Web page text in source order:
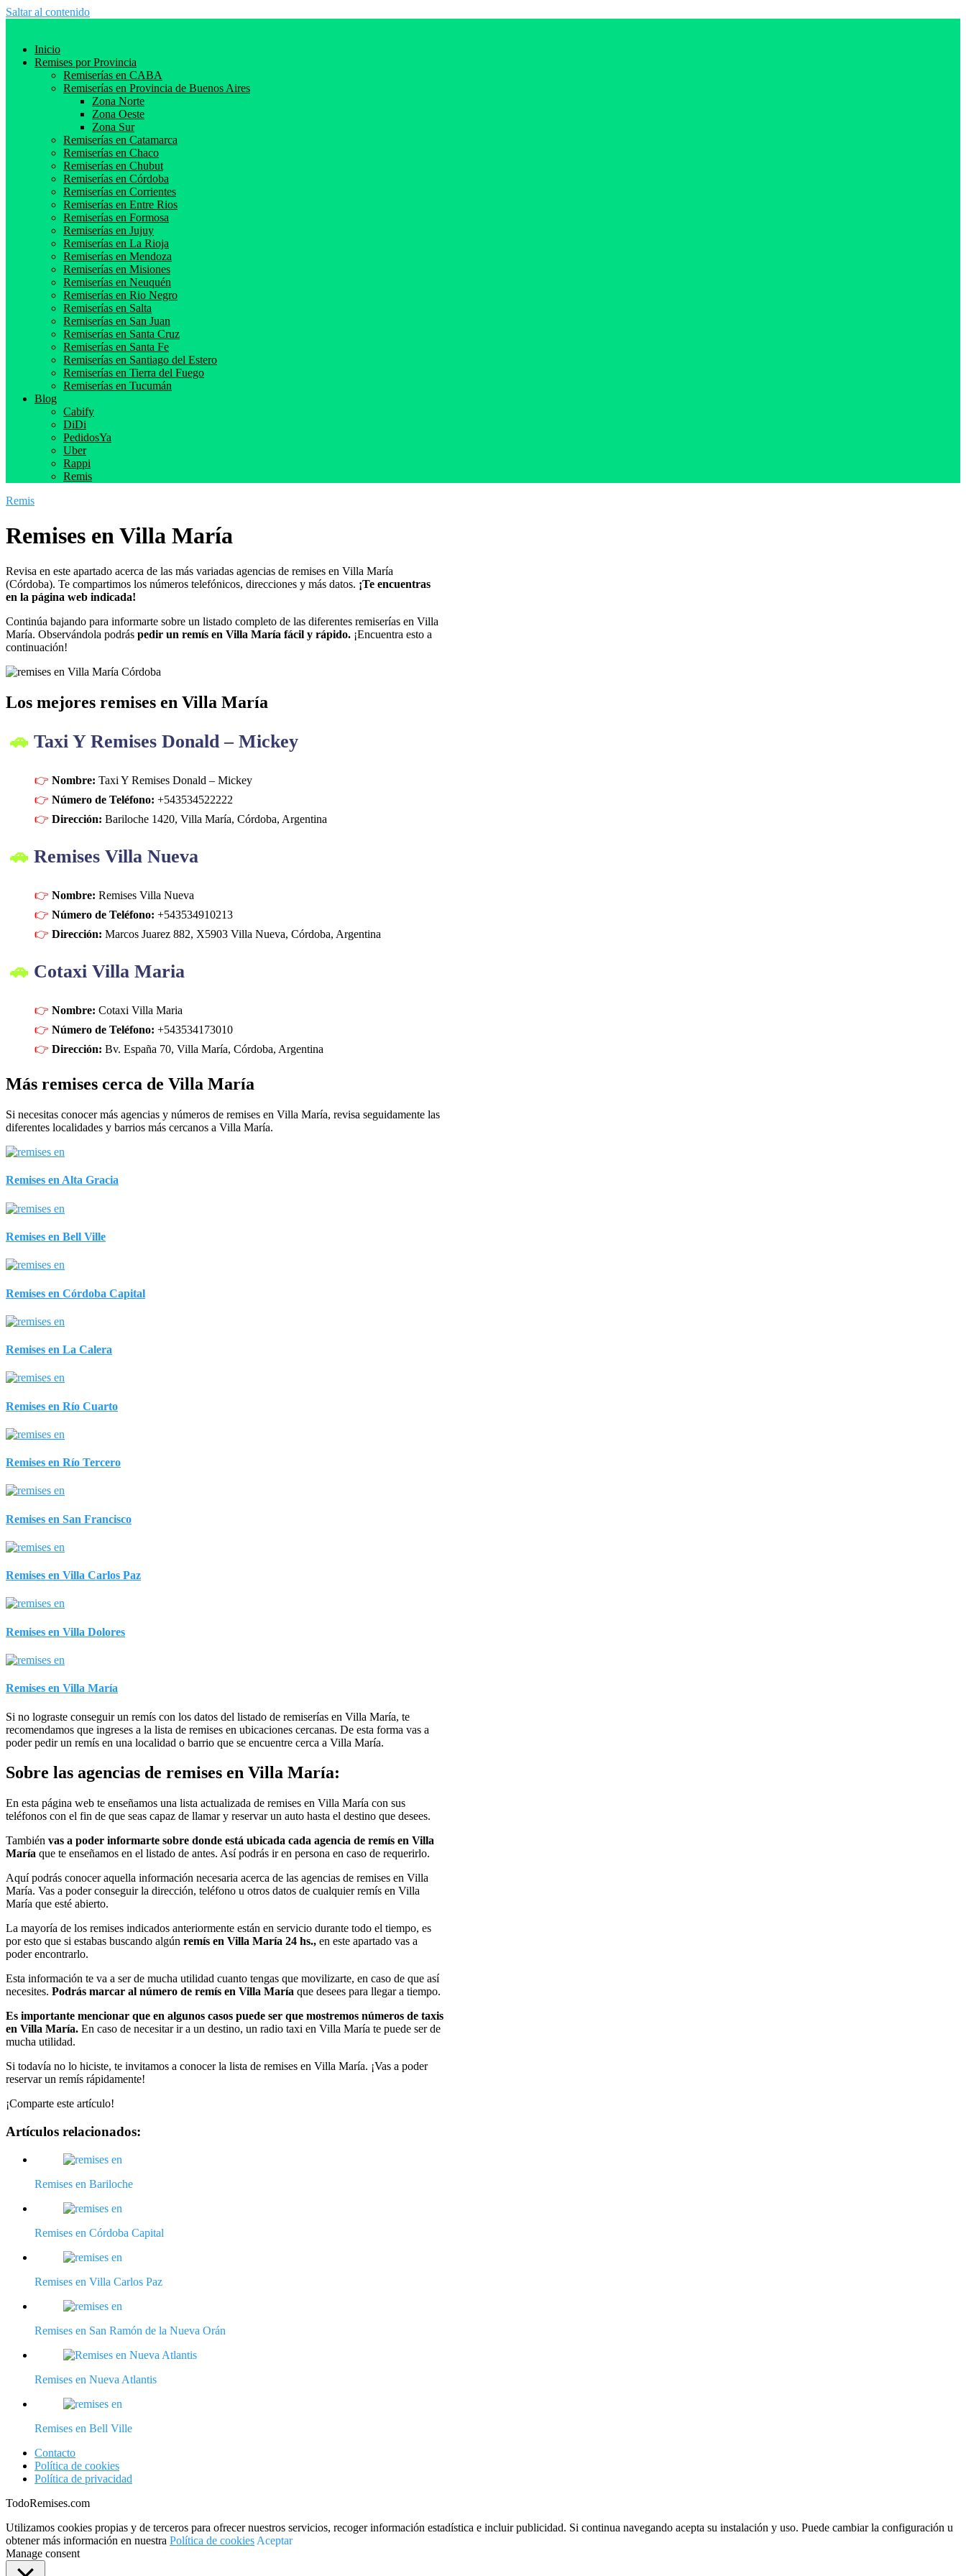
Saltar al contenido
Inicio
Remises por Provincia
Remiserías en CABA
Remiserías en Provincia de Buenos Aires
Zona Norte
Zona Oeste
Zona Sur
Remiserías en Catamarca
Remiserías en Chaco
Remiserías en Chubut
Remiserías en Córdoba
Remiserías en Corrientes
Remiserías en Entre Rios
Remiserías en Formosa
Remiserías en Jujuy
Remiserías en La Rioja
Remiserías en Mendoza
Remiserías en Misiones
Remiserías en Neuquén
Remiserías en Rio Negro
Remiserías en Salta
Remiserías en San Juan
Remiserías en Santa Cruz
Remiserías en Santa Fe
Remiserías en Santiago del Estero
Remiserías en Tierra del Fuego
Remiserías en Tucumán
Blog
Cabify
DiDi
PedidosYa
Uber
Rappi
Remis
Remis
Remises en Villa María
Revisa en este apartado acerca de las más variadas agencias de remises en Villa María
(Córdoba). Te compartimos los números telefónicos, direcciones y más datos. ¡Te encuentras
en la página web indicada!
Continúa bajando para informarte sobre un listado completo de las diferentes remiserías en Villa
María. Observándola podrás pedir un remís en Villa María fácil y rápido. ¡Encuentra esto a
continuación!
Los mejores remises en Villa María
Taxi Y Remises Donald – Mickey
Nombre: Taxi Y Remises Donald – Mickey
Número de Teléfono: +543534522222
Dirección: Bariloche 1420, Villa María, Córdoba, Argentina
Remises Villa Nueva
Nombre: Remises Villa Nueva
Número de Teléfono: +543534910213
Dirección: Marcos Juarez 882, X5903 Villa Nueva, Córdoba, Argentina
Cotaxi Villa Maria
Nombre: Cotaxi Villa Maria
Número de Teléfono: +543534173010
Dirección: Bv. España 70, Villa María, Córdoba, Argentina
Más remises cerca de Villa María
Si necesitas conocer más agencias y números de remises en Villa María, revisa seguidamente las
diferentes localidades y barrios más cercanos a Villa María.
Remises en Alta Gracia
Remises en Bell Ville
Remises en Córdoba Capital
Remises en La Calera
Remises en Río Cuarto
Remises en Río Tercero
Remises en San Francisco
Remises en Villa Carlos Paz
Remises en Villa Dolores
Remises en Villa María
Si no lograste conseguir un remís con los datos del listado de remiserías en Villa María, te
recomendamos que ingreses a la lista de remises en ubicaciones cercanas. De esta forma vas a
poder pedir un remís en una localidad o barrio que se encuentre cerca a Villa María.
Sobre las agencias de remises en Villa María:
En esta página web te enseñamos una lista actualizada de remises en Villa María con sus
teléfonos con el fin de que seas capaz de llamar y reservar un auto hasta el destino que desees.
También vas a poder informarte sobre donde está ubicada cada agencia de remís en Villa
María que te enseñamos en el listado de antes. Así podrás ir en persona en caso de requerirlo.
Aquí podrás conocer aquella información necesaria acerca de las agencias de remises en Villa
María. Vas a poder conseguir la dirección, teléfono u otros datos de cualquier remís en Villa
María que esté abierto.
La mayoría de los remises indicados anteriormente están en servicio durante todo el tiempo, es
por esto que si estabas buscando algún remís en Villa María 24 hs., en este apartado vas a
poder encontrarlo.
Esta información te va a ser de mucha utilidad cuanto tengas que movilizarte, en caso de que así
necesites. Podrás marcar al número de remís en Villa María que desees para llegar a tiempo.
Es importante mencionar que en algunos casos puede ser que mostremos números de taxis
en Villa María. En caso de necesitar ir a un destino, un radio taxi en Villa María te puede ser de
mucha utilidad.
Si todavía no lo hiciste, te invitamos a conocer la lista de remises en Villa María. ¡Vas a poder
reservar un remís rápidamente!
¡Comparte este artículo!
Artículos relacionados:
Remises en Bariloche
Remises en Córdoba Capital
Remises en Villa Carlos Paz
Remises en San Ramón de la Nueva Orán
Remises en Nueva Atlantis
Remises en Bell Ville
Contacto
Política de cookies
Política de privacidad
TodoRemises.com
Utilizamos cookies propias y de terceros para ofrecer nuestros servicios, recoger información estadística e incluir publicidad. Si continua navegando acepta su instalación y uso. Puede cambiar la configuración u
obtener más información en nuestra Política de cookies Aceptar
Manage consent